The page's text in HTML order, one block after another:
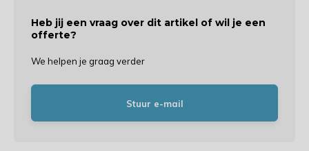
Heb jij een vraag over dit artikel of wil je een
offerte?
We helpen je graag verder
Stuur e-mail